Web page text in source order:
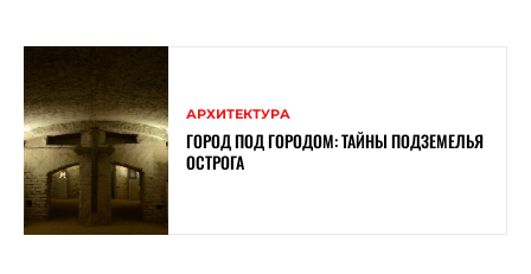
АРХИТЕКТУРА
ГОРОД ПОД ГОРОДОМ: ТАЙНЫ ПОДЗЕМЕЛЬЯ
ОСТРОГА